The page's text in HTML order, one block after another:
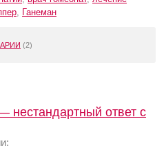
, Ганеман
(2)
нестандартный ответ с